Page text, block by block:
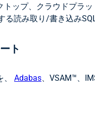
ップ、クラウドプラ
読み取り/書き込み
ト
Adabas、VSAM™、